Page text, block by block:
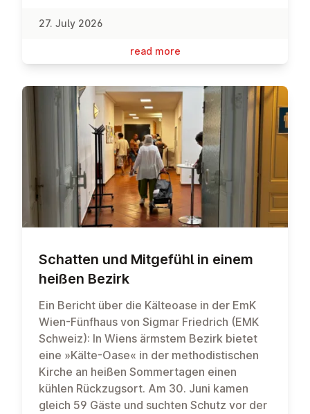
27. July 2026
read more
Schatten und Mitgefühl in einem
heißen Bezirk
Ein Bericht über die Kälteoase in der EmK
Wien-Fünfhaus von Sigmar Friedrich (EMK
Schweiz): In Wiens ärmstem Bezirk bietet
eine »Kälte-Oase« in der methodistischen
Kirche an heißen Sommertagen einen
kühlen Rückzugsort. Am 30. Juni kamen
gleich 59 Gäste und suchten Schutz vor der